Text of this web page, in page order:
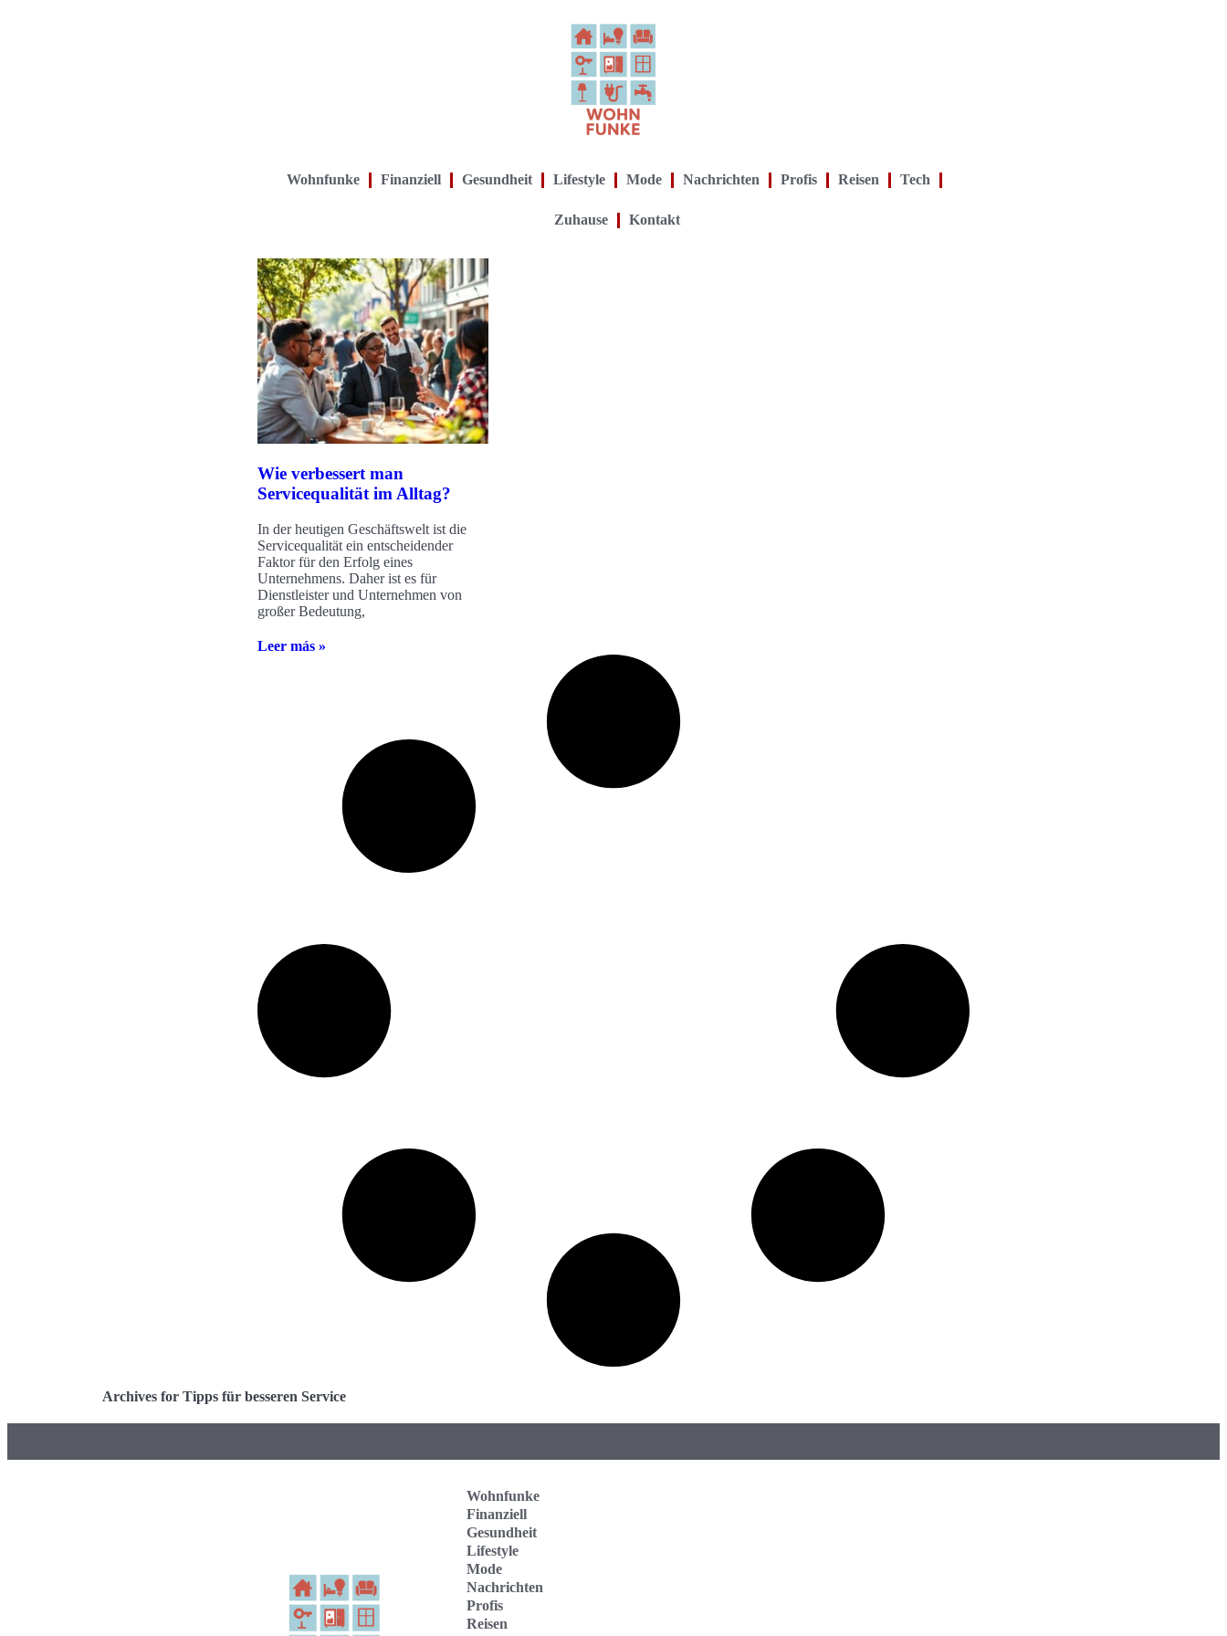
Wohnfunke Finanziell Gesundheit Lifestyle Mode Nachrichten Profis Reisen Tech
Zuhause Kontakt
Wie verbessert man
Servicequalität im Alltag?
In der heutigen Geschäftswelt ist die
Servicequalität ein entscheidender
Faktor für den Erfolg eines
Unternehmens. Daher ist es für
Dienstleister und Unternehmen von
großer Bedeutung,
Leer más »
Archives for Tipps für besseren Service
Wohnfunke
Finanziell
Gesundheit
Lifestyle
Mode
Nachrichten
Profis
Reisen